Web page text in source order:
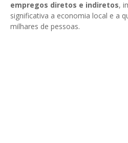
empregos diretos e indiretos,
significativa a economia local e a
milhares de pessoas.